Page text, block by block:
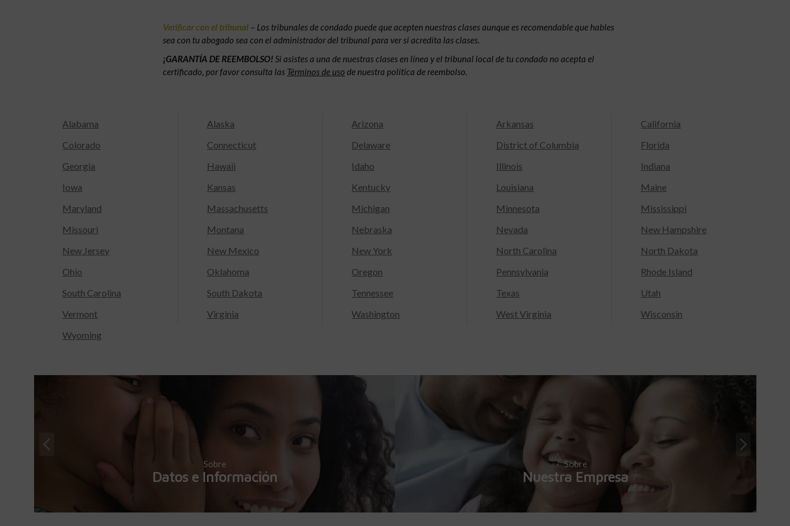
Verificar con el tribunal – Los tribunales de condado puede que acepten nuestras clases aunque es recomendable que hables
sea con tu abogado sea con el administrador del tribunal para ver si acredita las clases.
¡GARANTÍA DE REEMBOLSO! Si asistes a una de nuestras clases en línea y el tribunal local de tu condado no acepta el
certificado, por favor consulta las Términos de uso de nuestra política de reembolso.
Alabama Alaska Arizona Arkansas
California
Colorado
Connecticut Delaware District of Columbia
Florida
Georgia
Hawaii Idaho Illinois
Indiana
Iowa
Kansas Kentucky Louisiana
Maine
Maryland
Massachusetts Michigan Minnesota
Mississippi
Missouri
Montana Nebraska Nevada
New Hampshire
New Jersey
New Mexico New York North Carolina
North Dakota
Ohio
Oklahoma Oregon Pennsylvania
Rhode Island
South Carolina
South Dakota Tennessee Texas
Utah
Vermont
Virginia Washington West Virginia
Wisconsin
Wyoming
Sobre
Datos e Información
Sobre
Nuestra Empresa